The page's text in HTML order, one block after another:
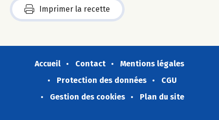
Imprimer la recette
Accueil Contact
Mentions légales
Protection des données
CGU
Gestion des cookies
Plan du site